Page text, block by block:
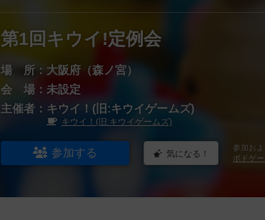
第1回キウイ!定例会
場 所： 大阪府（森ノ宮）
会 場： 未設定
主催者： キウイ！(旧:キウイゲームズ)
キウイ！(旧:キウイゲームズ)
参加する 気になる！
参加お
ボドゲ